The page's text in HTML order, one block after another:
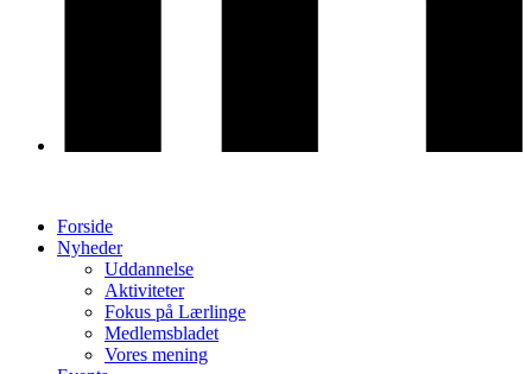
Forside
Nyheder
Uddannelse
Aktiviteter
Fokus på Lærlinge
Medlemsbladet
Vores mening